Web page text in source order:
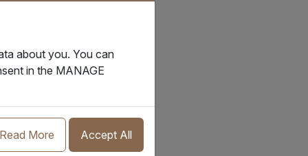
about you. You can
in the MANAGE
Read More Accept All